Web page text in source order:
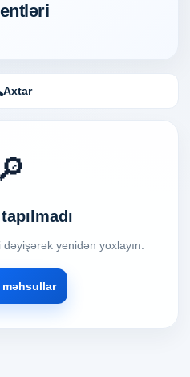
Axtar
yenidən yoxlayın.